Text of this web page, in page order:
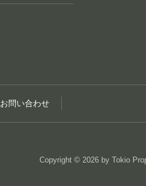
お問い合わせ
Copyright © 2026 by Tokio